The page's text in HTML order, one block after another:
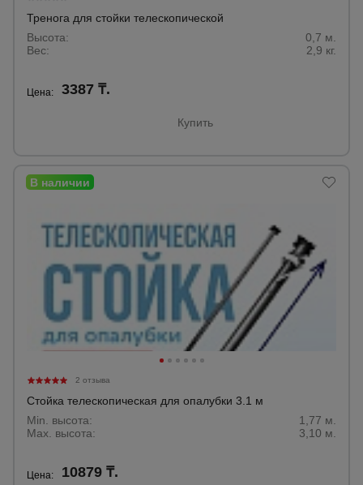
Тренога для стойки телескопической
Высота:
0,7 м.
Вес:
2,9 кг.
Цена: 3387 ₸.
Купить
2 отзыва
Стойка телескопическая для опалубки 3.1 м
Min. высота:
1,77 м.
Max. высота:
3,10 м.
Цена: 10879 ₸.